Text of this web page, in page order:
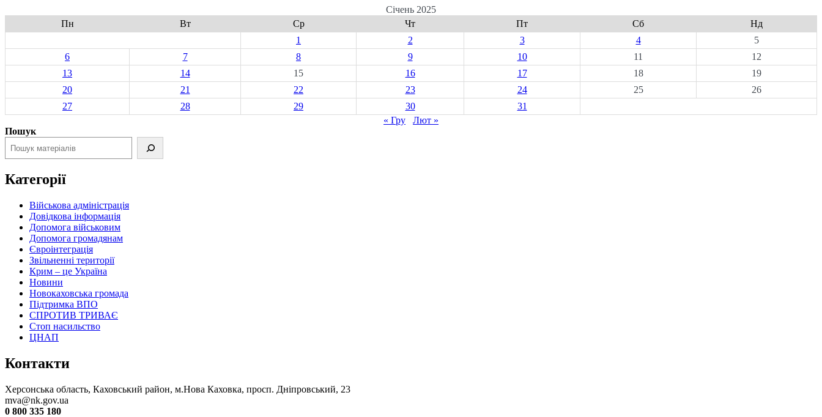
Січень 2025
Пн
Вт Ср Чт Пт Сб
Нд
1
2 3 4
5
6
7 8 9 10 11
12
13
14 15 16 17 18
19
20
21 22 23 24 25
26
27
28 29 30
31
« Гру
Лют »
Пошук
Категорії
Військова адміністрація
Довідкова інформація
Допомога військовим
Допомога громадянам
Євроінтеграція
Звільненні території
Крим – це Україна
Новини
Новокаховська громада
Підтримка ВПО
СПРОТИВ ТРИВАЄ
Стоп насильство
ЦНАП
Контакти
Херсонська область, Каховський район, м.Нова Каховка, просп. Дніпровський, 23
mva@nk.gov.ua
0 800 335 180